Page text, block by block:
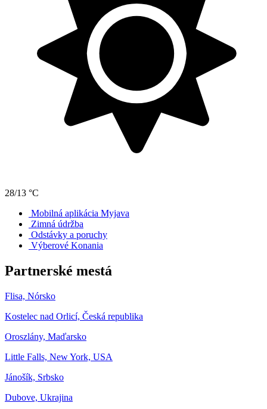
28/13 °C
Mobilná aplikácia Myjava
Zimná údržba
Odstávky a poruchy
Výberové Konania
Partnerské mestá
Flisa, Nórsko
Kostelec nad Orlicí, Česká republika
Oroszlány, Maďarsko
Little Falls, New York, USA
Jánošík, Srbsko
Dubove, Ukrajina